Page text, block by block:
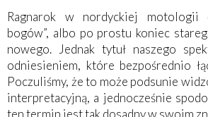
Ragnarok w nordyckiej motologii
bogów”, albo po prostu koniec
nowego. Jednak tytuł naszego
odniesieniem, które bezpośrednio
Poczuliśmy, że to może podsunie
interpretacyjną, a jednocześnie
ten termin jest tak dosadny w swoim